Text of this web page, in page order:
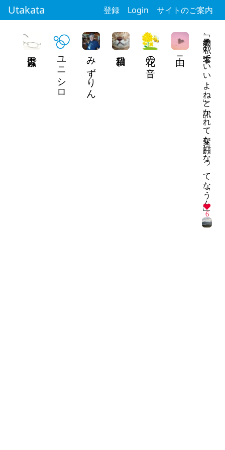
Utakata 登録 Login サイトのご案内
「予約表、私の名字でいいよね」と訊かれて変な顔になってな「うん」
6
由ニ
花の音
みずりん
ユニシロ